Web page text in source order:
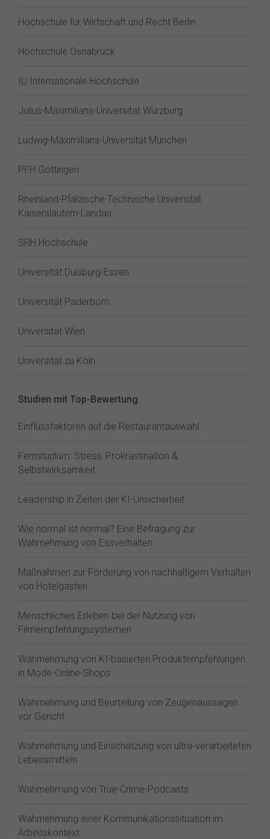
Hochschule für Wirtschaft und Recht Berlin
Hochschule Osnabrück
IU Internationale Hochschule
Julius-Maximilians-Universität Würzburg
Ludwig-Maximilians-Universität München
PFH Göttingen
Rheinland-Pfälzische Technische Universität
Kaiserslautern-Landau
SRH Hochschule
Universität Duisburg-Essen
Universität Paderborn
Universität Wien
Universität zu Köln
Studien mit Top-Bewertung
Einflussfaktoren auf die Restaurantauswahl
Fernstudium: Stress, Prokrastination &
Selbstwirksamkeit
Leadership in Zeiten der KI-Unsicherheit
Wie normal ist normal? Eine Befragung zur
Wahrnehmung von Essverhalten
Maßnahmen zur Förderung von nachhaltigem Verhalten
von Hotelgästen
Menschliches Erleben bei der Nutzung von
Filmempfehlungssystemen
Wahrnehmung von KI-basierten Produktempfehlungen
in Mode-Online-Shops
Wahrnehmung und Beurteilung von Zeugenaussagen
vor Gericht
Wahrnehmung und Einschätzung von ultra-verarbeiteten
Lebensmitteln
Wahrnehmung von True-Crime-Podcasts
Wahrnehmung einer Kommunikationssituation im
Arbeitskontext